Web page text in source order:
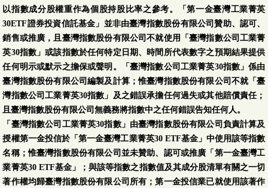
以指數成分股權重作為個股持股比率之參考。「第一金臺灣工業菁英
30ETF證券投資信託基金」並非由臺灣指數股份有限公司贊助、認可、
銷售或推廣，且臺灣指數股份有限公司不就使用「臺灣指數公司工業菁
英30指數」或該指數於任何特定日期、時間所代表數字之預期結果提供
任何明示或默示之擔保或聲明。「臺灣指數公司工業菁英30指數」係由
臺灣指數股份有限公司編製及計算；惟臺灣指數股份有限公司不就「臺
灣指數公司工業菁英30指數」及之錯誤承擔任何過失或其他賠償責任；
且臺灣指數股份有限公司無義務將指數中之任何錯誤告知任何人。
「臺灣指數公司工業菁英30指數」由臺灣指數股份有限公司負責計算及
授權第一金投信於「第一金臺灣工業菁英30 ETF基金」中使用該等指數
名稱；惟臺灣指數股份有限公司並未贊助、認可或推廣「第一金臺灣工
業菁英30 ETF基金」；與該等指數之指數值及其成分股清單有關之一切
著作權均歸臺灣指數股份有限公司所有；第一金投信業已就使用該著作